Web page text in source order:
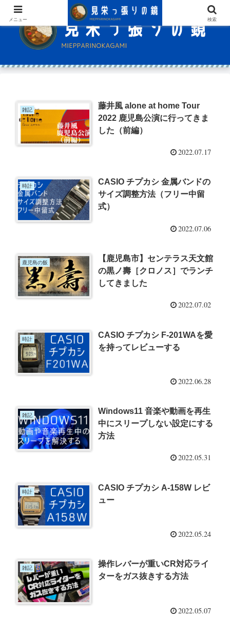
雑記
藤井風 alone at home Tour
2022 鹿児島公演に行ってきま
した（前編）
2022.07.17
時計
CASIO チプカシ 金属バンドの
サイズ調整方法（フリー中留
式）
2022.07.06
鹿児島の飯
【鹿児島市】センテラス天文館
の黒ノ壽［クロノス］でランチ
してきました
2022.07.02
時計
CASIO チプカシ F-201WAを愛
を持ってレビューする
2022.06.28
雑記
Windows11 音楽や動画を再生
中にスリープしない設定にする
方法
2022.05.31
時計
CASIO チプカシ A-158W レビ
ュー
2022.05.24
雑記
操作レバーが重いCR対応ライ
ターをガス抜きする方法
2022.05.07
メニュー 検索